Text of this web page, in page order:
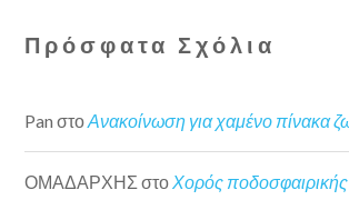
Πρόσφατα Σχόλια
Pan στοΑνακοίνωση για χαμένο πίνακα
ΟΜΑΔΑΡΧΗΣ στοΧορός